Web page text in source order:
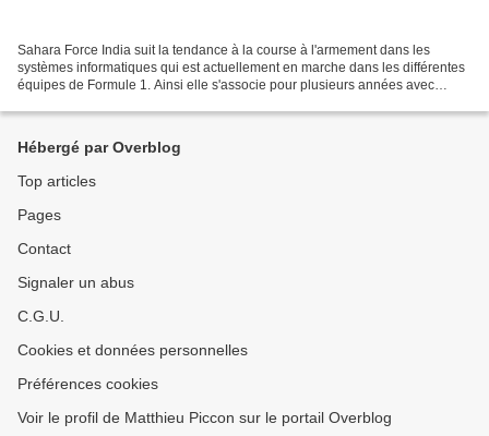
Sahara Force India suit la tendance à la course à l'armement dans les
systèmes informatiques qui est actuellement en marche dans les différentes
équipes de Formule 1. Ainsi elle s'associe pour plusieurs années avec
Hébergé par Overblog
Top articles
Pages
Contact
Signaler un abus
C.G.U.
Cookies et données personnelles
Préférences cookies
Voir le profil de Matthieu Piccon sur le portail Overblog